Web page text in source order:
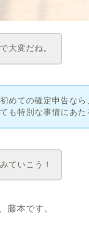
大変だね。
めての確定申告なら
も特別な事情にあた
ていこう！
藤本です。